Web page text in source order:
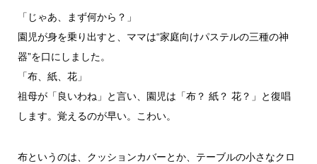
「じゃあ、まず何から？」
園児が身を乗り出すと、ママは“家庭向けパステルの三種の神
器”を口にしました。
「布、紙、花」
祖母が「良いわね」と言い、園児は「布？ 紙？ 花？」と復唱
します。覚えるのが早い。こわい。
布というのは、クッションカバーとか、テーブルの小さなクロ